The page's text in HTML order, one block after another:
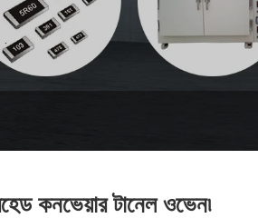
কনভেয়ার টানেল ওভেন৷